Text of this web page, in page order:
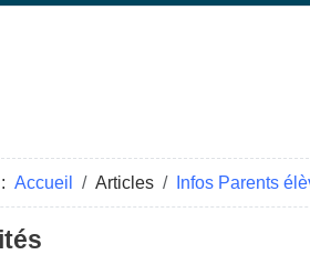
Accueil Articles Infos Parents